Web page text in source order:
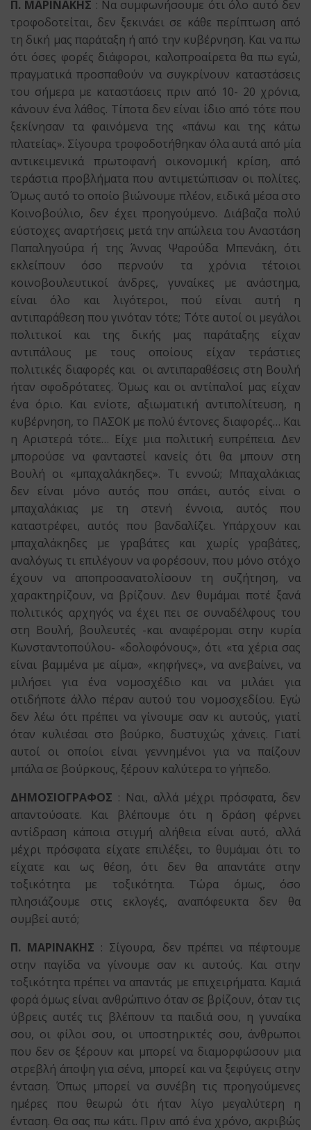
Π. ΜΑΡΙΝΑΚΗΣ : Να συμφωνήσουμε ότι όλο αυτό δεν
τροφοδοτείται, δεν ξεκινάει σε κάθε περίπτωση από
τη δική μας παράταξη ή από την κυβέρνηση. Και να πω
ότι όσες φορές διάφοροι, καλοπροαίρετα θα πω εγώ,
πραγματικά προσπαθούν να συγκρίνουν καταστάσεις
του σήμερα με καταστάσεις πριν από 10- 20 χρόνια,
κάνουν ένα λάθος. Τίποτα δεν είναι ίδιο από τότε που
ξεκίνησαν τα φαινόμενα της «πάνω και της κάτω
πλατείας». Σίγουρα τροφοδοτήθηκαν όλα αυτά από μία
αντικειμενικά πρωτοφανή οικονομική κρίση, από
τεράστια προβλήματα που αντιμετώπισαν οι πολίτες.
Όμως αυτό το οποίο βιώνουμε πλέον, ειδικά μέσα στο
Κοινοβούλιο, δεν έχει προηγούμενο. Διάβαζα πολύ
εύστοχες αναρτήσεις μετά την απώλεια του Αναστάση
Παπαληγούρα ή της Άννας Ψαρούδα Μπενάκη, ότι
εκλείπουν όσο περνούν τα χρόνια τέτοιοι
κοινοβουλευτικοί άνδρες, γυναίκες με ανάστημα,
είναι όλο και λιγότεροι, πού είναι αυτή η
αντιπαράθεση που γινόταν τότε; Τότε αυτοί οι μεγάλοι
πολιτικοί και της δικής μας παράταξης είχαν
αντιπάλους με τους οποίους είχαν τεράστιες
πολιτικές διαφορές και οι αντιπαραθέσεις στη Βουλή
ήταν σφοδρότατες. Όμως και οι αντίπαλοί μας είχαν
ένα όριο. Και ενίοτε, αξιωματική αντιπολίτευση, η
κυβέρνηση, το ΠΑΣΟΚ με πολύ έντονες διαφορές… Και
η Αριστερά τότε… Είχε μια πολιτική ευπρέπεια. Δεν
μπορούσε να φανταστεί κανείς ότι θα μπουν στη
Βουλή οι «μπαχαλάκηδες». Τι εννοώ; Μπαχαλάκιας
δεν είναι μόνο αυτός που σπάει, αυτός είναι ο
μπαχαλάκιας με τη στενή έννοια, αυτός που
καταστρέφει, αυτός που βανδαλίζει. Υπάρχουν και
μπαχαλάκηδες με γραβάτες και χωρίς γραβάτες,
αναλόγως τι επιλέγουν να φορέσουν, που μόνο στόχο
έχουν να αποπροσανατολίσουν τη συζήτηση, να
χαρακτηρίζουν, να βρίζουν. Δεν θυμάμαι ποτέ ξανά
πολιτικός αρχηγός να έχει πει σε συναδέλφους του
στη Βουλή, βουλευτές -και αναφέρομαι στην κυρία
Κωνσταντοπούλου- «δολοφόνους», ότι «τα χέρια σας
είναι βαμμένα με αίμα», «κηφήνες», να ανεβαίνει, να
μιλήσει για ένα νομοσχέδιο και να μιλάει για
οτιδήποτε άλλο πέραν αυτού του νομοσχεδίου. Εγώ
δεν λέω ότι πρέπει να γίνουμε σαν κι αυτούς, γιατί
όταν κυλιέσαι στο βούρκο, δυστυχώς χάνεις. Γιατί
αυτοί οι οποίοι είναι γεννημένοι για να παίζουν
μπάλα σε βούρκους, ξέρουν καλύτερα το γήπεδο.
ΔΗΜΟΣΙΟΓΡΑΦΟΣ : Ναι, αλλά μέχρι πρόσφατα, δεν
απαντούσατε. Και βλέπουμε ότι η δράση φέρνει
αντίδραση κάποια στιγμή αλήθεια είναι αυτό, αλλά
μέχρι πρόσφατα είχατε επιλέξει, το θυμάμαι ότι το
είχατε και ως θέση, ότι δεν θα απαντάτε στην
τοξικότητα με τοξικότητα. Τώρα όμως, όσο
πλησιάζουμε στις εκλογές, αναπόφευκτα δεν θα
συμβεί αυτό;
Π. ΜΑΡΙΝΑΚΗΣ : Σίγουρα, δεν πρέπει να πέφτουμε
στην παγίδα να γίνουμε σαν κι αυτούς. Και στην
τοξικότητα πρέπει να απαντάς με επιχειρήματα. Καμιά
φορά όμως είναι ανθρώπινο όταν σε βρίζουν, όταν τις
ύβρεις αυτές τις βλέπουν τα παιδιά σου, η γυναίκα
σου, οι φίλοι σου, οι υποστηρικτές σου, άνθρωποι
που δεν σε ξέρουν και μπορεί να διαμορφώσουν μια
στρεβλή άποψη για σένα, μπορεί και να ξεφύγεις στην
ένταση. Όπως μπορεί να συνέβη τις προηγούμενες
ημέρες που θεωρώ ότι ήταν λίγο μεγαλύτερη η
ένταση. Θα σας πω κάτι. Πριν από ένα χρόνο, ακριβώς